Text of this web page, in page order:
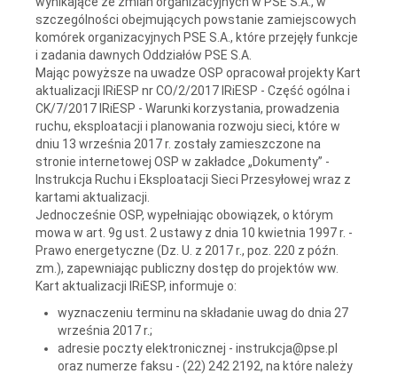
szczególności obejmujących powstanie zamiejscowych
komórek organizacyjnych PSE S.A., które przejęły funkcje
i zadania dawnych Oddziałów PSE S.A.
Mając powyższe na uwadze OSP opracował projekty Kart
aktualizacji IRiESP nr CO/2/2017 IRiESP - Część ogólna i
CK/7/2017 IRiESP - Warunki korzystania, prowadzenia
ruchu, eksploatacji i planowania rozwoju sieci, które w
dniu 13 września 2017 r. zostały zamieszczone na
stronie internetowej OSP w zakładce „Dokumenty” -
Instrukcja Ruchu i Eksploatacji Sieci Przesyłowej wraz z
kartami aktualizacji.
Jednocześnie OSP, wypełniając obowiązek, o którym
mowa w art. 9g ust. 2 ustawy z dnia 10 kwietnia 1997 r. -
Prawo energetyczne (Dz. U. z 2017 r., poz. 220 z późn.
zm.), zapewniając publiczny dostęp do projektów ww.
Kart aktualizacji IRiESP, informuje o:
wyznaczeniu terminu na składanie uwag do dnia 27
września 2017 r.;
adresie poczty elektronicznej - instrukcja@pse.pl
oraz numerze faksu - (22) 242 2192, na które należy